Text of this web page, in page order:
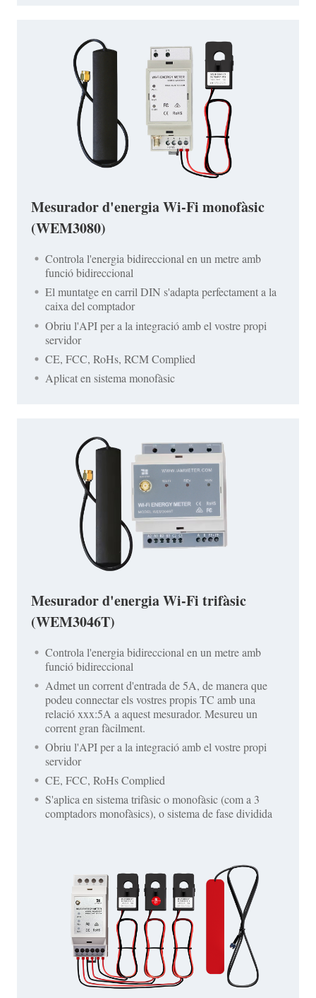
Mesurador d'energia Wi-Fi monofàsic
(WEM3080)
Controla l'energia bidireccional en un metre amb
funció bidireccional
El muntatge en carril DIN s'adapta perfectament a la
caixa del comptador
Obriu l'API per a la integració amb el vostre propi
servidor
CE, FCC, RoHs, RCM Complied
Aplicat en sistema monofàsic
Mesurador d'energia Wi-Fi trifàsic
(WEM3046T)
Controla l'energia bidireccional en un metre amb
funció bidireccional
Admet un corrent d'entrada de 5A, de manera que
podeu connectar els vostres propis TC amb una
relació xxx:5A a aquest mesurador. Mesureu un
corrent gran fàcilment.
Obriu l'API per a la integració amb el vostre propi
servidor
CE, FCC, RoHs Complied
S'aplica en sistema trifàsic o monofàsic (com a 3
comptadors monofàsics), o sistema de fase dividida